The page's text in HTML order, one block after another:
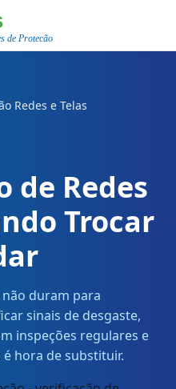
Redes e Telas
de Redes
Trocar
duram para
sinais de desgaste,
inspeções regulares e
hora de substituir.